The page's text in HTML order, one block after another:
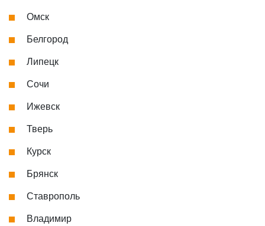
Омск
Белгород
Липецк
Сочи
Ижевск
Тверь
Курск
Брянск
Ставрополь
Владимир